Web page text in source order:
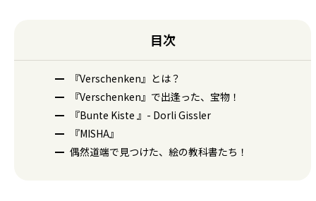
目次
『Verschenken』とは？
『Verschenken』で出逢った、宝物！
『Bunte Kiste 』- Dorli Gissler
『MISHA』
偶然道端で見つけた、絵の教科書たち！